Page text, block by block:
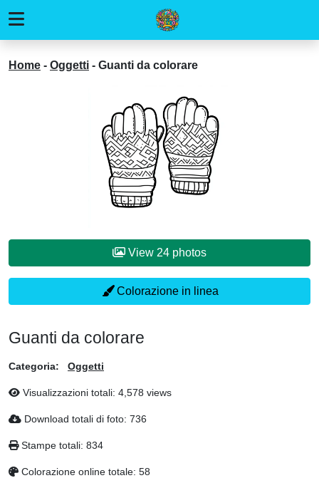
Home - Oggetti - Guanti da colorare
View 24 photos
Colorazione in linea
Guanti da colorare
Categoria: Oggetti
Visualizzazioni totali: 4,578 views
Download totali di foto: 736
Stampe totali: 834
Colorazione online totale: 58